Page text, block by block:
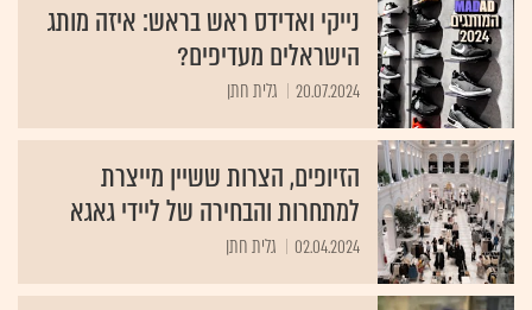
נייקי ואדידס ראש בראש: איזה מותג
הישראלים מעדיפים?
20.07.2024 גלית חתן
הזיופים, הצרות ששיין מייצרת
למתחרות והבחירה של ליידי גאגא
02.04.2024 גלית חתן